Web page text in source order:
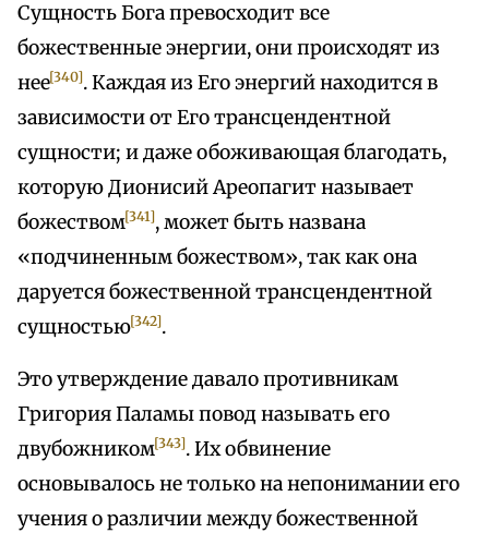
Сущность Бога превосходит все
божественные энергии, они происходят из
нее[340]. Каждая из Его энергий находится в
зависимости от Его трансцендентной
сущности; и даже обоживающая благодать,
которую Дионисий Ареопагит называет
божеством[341], может быть названа
«подчиненным божеством», так как она
даруется божественной трансцендентной
сущностью[342].
Это утверждение давало противникам
Григория Паламы повод называть его
двубожником[343]. Их обвинение
основывалось не только на непонимании его
учения о различии между божественной